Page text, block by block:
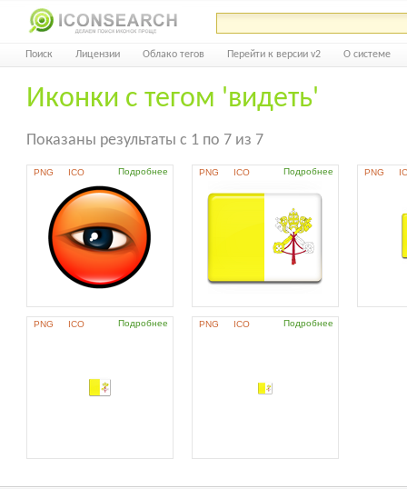
Поиск Лицензии Облако тегов Перейти к версии v2 О системе
Иконки с тегом 'видеть'
Показаны результаты с 1 по 7 из 7
PNG ICO Подробнее PNG ICO Подробнее PNG
PNG ICO Подробнее PNG ICO Подробнее